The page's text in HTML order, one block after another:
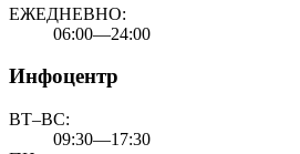
ЕЖЕДНЕВНО:
06:00—24:00
Инфоцентр
ВТ–ВС:
09:30—17:30